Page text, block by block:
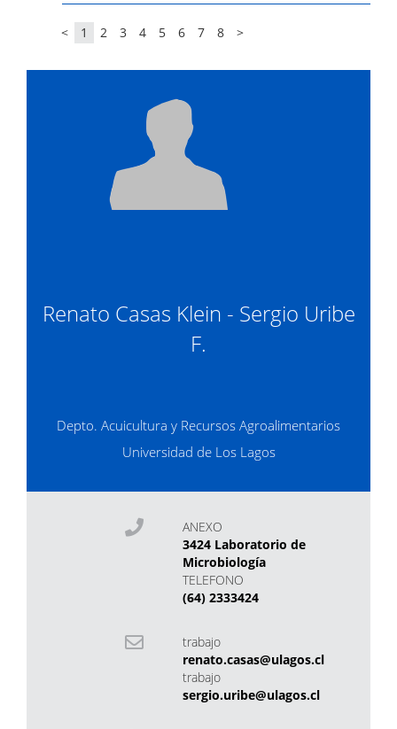
< 1 2 3 4 5 6 7 8 >
Renato Casas Klein - Sergio Uribe
F.
Depto. Acuicultura y Recursos Agroalimentarios
Universidad de Los Lagos
ANEXO
3424 Laboratorio de
Microbiología
TELEFONO
(64) 2333424
trabajo
renato.casas@ulagos.cl
trabajo
sergio.uribe@ulagos.cl